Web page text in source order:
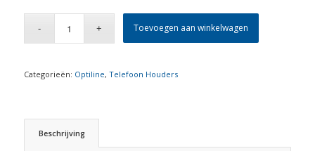
Toevoegen aan winkelwagen
Categorieën: Optiline, Telefoon Houders
Beschrijving